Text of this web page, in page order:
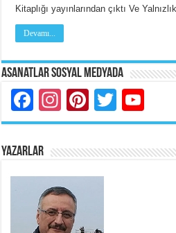
Kitaplığı yayınlarından çıktı Ve
Devamı...
Asanatlar Sosyal Medyada
Facebook
Instagram
Pinterest
Twitter
YAZARLAR